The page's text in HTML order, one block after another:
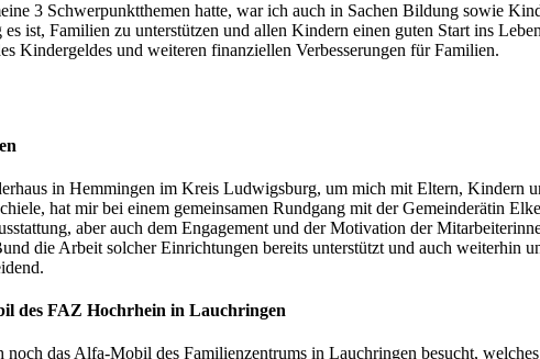
3 Schwerpunktthemen hatte, war ich auch in Sachen Bildung sowie
ist, Familien zu unterstützen und allen Kindern einen guten Start ins
Kindergeldes und weiteren finanziellen Verbesserungen für Familien.
in Hemmingen im Kreis Ludwigsburg, um mich mit Eltern, Kindern
hat mir bei einem gemeinsamen Rundgang mit der Gemeinderätin
aber auch dem Engagement und der Motivation der
die Arbeit solcher Einrichtungen bereits unterstützt und auch weiterhin
des FAZ Hochrhein in Lauchringen
das Alfa-Mobil des Familienzentrums in Lauchringen besucht,